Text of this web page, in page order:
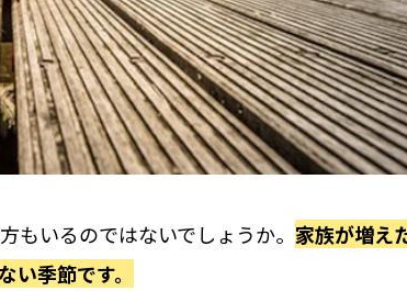
もいるのではないでしょうか。 家族が増え
季節です。